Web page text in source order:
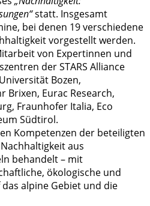
statt. Insgesamt
bei denen 19 verschiedene
vorgestellt werden.
von Expertinnen und
der STARS Alliance
Bozen,
Brixen, Eurac Research,
Fraunhofer Italia, Eco
Südtirol.
Kompetenzen der beteiligten
aus
behandelt – mit
ökologische und
alpine Gebiet und die